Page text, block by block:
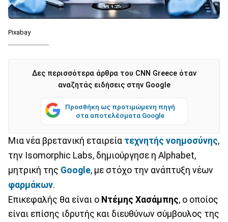
Pixabay
Δες περισσότερα άρθρα του CNN Greece όταν
αναζητάς ειδήσεις στην Google
Προσθήκη ως προτιμώμενη πηγή
στα αποτελέσματα Google
Μια νέα βρετανική εταιρεία τεχνητής νοημοσύνης,
την Isomorphic Labs, δημιούργησε η Alphabet,
μητρική της Google, με στόχο την ανάπτυξη νέων
φαρμάκων.
Επικεφαλής θα είναι ο Ντέμης Χασάμπης, ο οποίος
είναι επίσης ιδρυτής και διευθύνων σύμβουλος της